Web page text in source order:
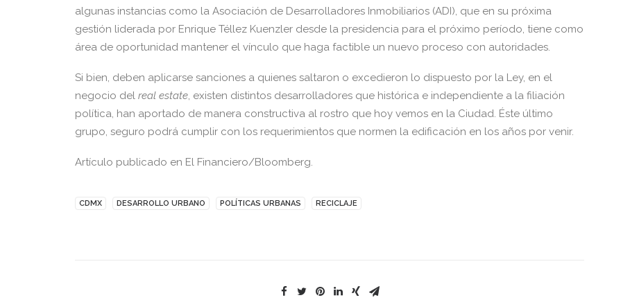
algunas instancias como la Asociación de Desarrolladores Inmobiliarios (ADI), que en su próxima
gestión liderada por Enrique Téllez Kuenzler desde la presidencia para el próximo período, tiene como
área de oportunidad mantener el vínculo que haga factible un nuevo proceso con autoridades.
Si bien, deben aplicarse sanciones a quienes saltaron o excedieron lo dispuesto por la Ley, en el
negocio del real estate, existen distintos desarrolladores que histórica e independiente a la filiación
política, han aportado de manera constructiva al rostro que hoy vemos en la Ciudad. Éste último
grupo, seguro podrá cumplir con los requerimientos que normen la edificación en los años por venir.
Artículo publicado en El Financiero/Bloomberg.
CDMX DESARROLLO URBANO POLÍTICAS URBANAS RECICLAJE